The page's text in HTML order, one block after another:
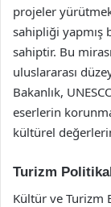
projeler
sahipliği yapmış
sahiptir. Bu
uluslararası
Bakanlık,
eserlerin
kültürel
Turizm
Kültür ve Turizm